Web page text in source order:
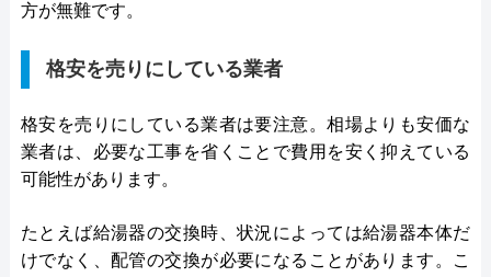
方が無難です。
格安を売りにしている業者
格安を売りにしている業者は要注意。相場よりも安価な
業者は、必要な工事を省くことで費用を安く抑えている
可能性があります。
たとえば給湯器の交換時、状況によっては給湯器本体だ
けでなく、配管の交換が必要になることがあります。こ